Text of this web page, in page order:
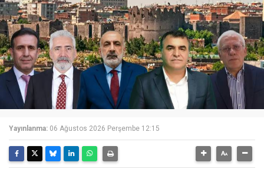
Yayınlanma: 06 Ağustos 2026 Perşembe 12:15